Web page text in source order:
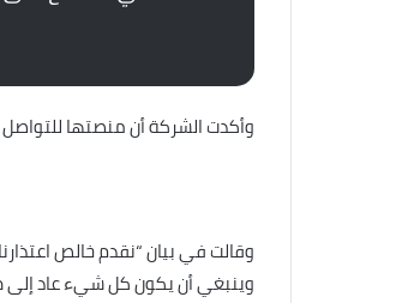
وأكدت الشركة أن منصتها
وقالت في بيان “نقدم خالص
وينبغي أن يكون كل شيء عاد إلى